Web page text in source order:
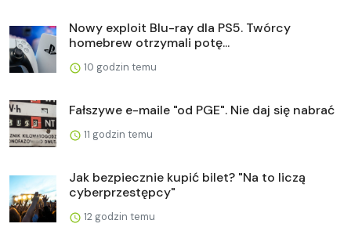
Nowy exploit Blu-ray dla PS5. Twórcy
homebrew otrzymali potę...
10 godzin temu
Fałszywe e-maile "od PGE". Nie daj się nabrać
11 godzin temu
Jak bezpiecznie kupić bilet? "Na to liczą
cyberprzestępcy"
12 godzin temu